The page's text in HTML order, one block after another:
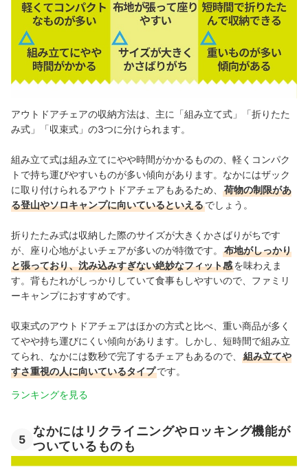
アウトドアチェアの収納方法は、主に「組み立て式」「折りたた
み式」「収束式」の3つに分けられます。
組み立て式は組み立てにやや時間がかかるものの、軽くコンパク
トで持ち運びやすいものが多い傾向があります。なかにはザック
に取り付けられるアウトドアチェアもあるため、
荷物の制限があ
る登山やソロキャンプに向いているといえるでしょう。
折りたたみ式は収納した際のサイズが大きくかさばりがちです
が、座り心地がよいチェアが多いのが特徴です。
布地がしっかり
と張っており、沈み込みすぎない絶妙なフィット感を味わえま
す。背もたれがしっかりしていて食事もしやすいので、ファミリ
ーキャンプにおすすめです。
収束式のアウトドアチェアはほかの方式と比べ、重い商品が多く
てやや持ち運びにくい傾向があります。しかし、短時間で組み立
てられ、なかには数秒で完了するチェアもあるので、
組み立てや
すさ重視の人に向いているタイプです。
ランキングを見る
5
なかにはリクライニングやロッキング機能が
ついているものも